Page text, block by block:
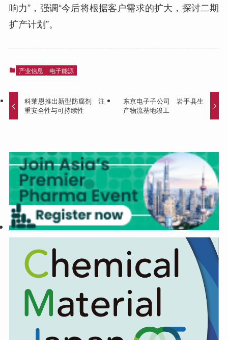
响力”，强调“今后将根据客户需求的扩大，探讨二期
扩产计划”。
产业信息 电子能源
科莱恩推出新型防腐剂 注
重安全性与可持续性
东京电子子公司 岩手县生
产物流基地竣工